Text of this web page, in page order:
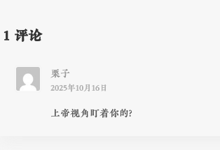
1 评论
栗子
2025年10月16日
上帝视角盯着你的?